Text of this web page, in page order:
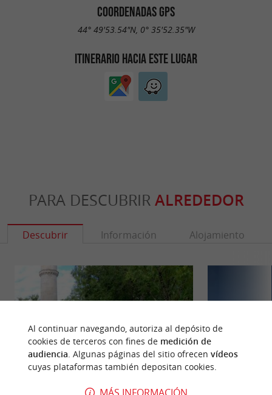
COORDENADAS GPS
44° 49'53.54"N, 0° 35'52.35"W
ITINERARIO HACIA ESTE LUGAR
PARA DESCUBRIR ALREDEDOR
Descubrir Información Alojamiento
Al continuar navegando, autoriza al depósito de
cookies de terceros con fines de medición de
audiencia. Algunas páginas del sitio ofrecen vídeos
cuyas plataformas también depositan cookies.